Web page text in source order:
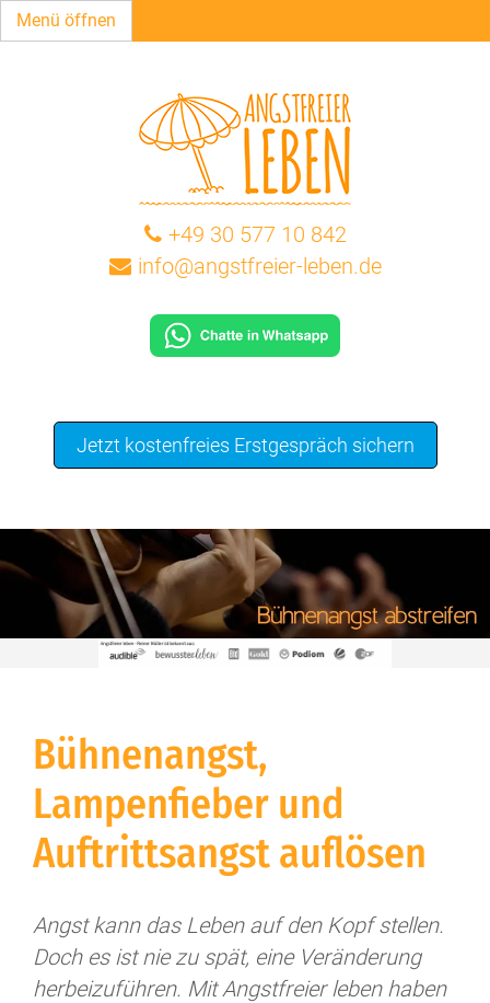
+49 30 577 10 842
info@angstfreier-leben.de
Jetzt kostenfreies Erstgespräch sichern
Menü öffnen
Bühnenangst,
Lampenfieber und
Auftrittsangst auflösen
Angst kann das Leben auf den Kopf stellen.
Doch es ist nie zu spät, eine Veränderung
herbeizuführen. Mit Angstfreier leben haben